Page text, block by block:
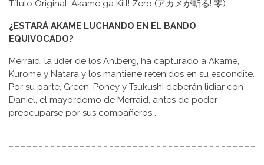
Título Original: Akame ga Kill! Zero (アカメが斬る! 零)
¿ESTARÁ AKAME LUCHANDO EN EL BANDO
EQUIVOCADO?
Merraid, la líder de los Ahlberg, ha capturado a Akame,
Kurome y Natara y los mantiene retenidos en su escondite.
Por su parte, Green, Poney y Tsukushi deberán lidiar con
Daniel, el mayordomo de Merraid, antes de poder
preocuparse por sus compañeros…